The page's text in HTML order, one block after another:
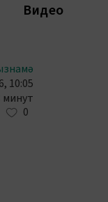
Видео
10:05
минут
0